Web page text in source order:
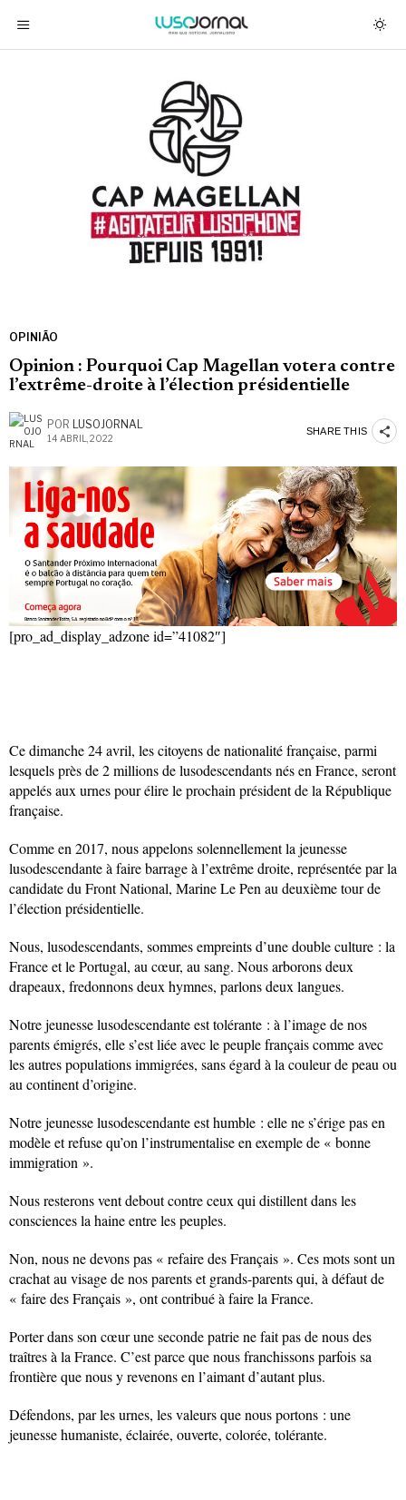
OPINIÃO
Opinion : Pourquoi Cap Magellan votera contre
l’extrême-droite à l’élection présidentielle
POR LUSOJORNAL
14 ABRIL, 2022
SHARE THIS
[pro_ad_display_adzone id=”41082″]
Ce dimanche 24 avril, les citoyens de nationalité française, parmi
lesquels près de 2 millions de lusodescendants nés en France, seront
appelés aux urnes pour élire le prochain président de la République
française.
Comme en 2017, nous appelons solennellement la jeunesse
lusodescendante à faire barrage à l’extrême droite, représentée par la
candidate du Front National, Marine Le Pen au deuxième tour de
l’élection présidentielle.
Nous, lusodescendants, sommes empreints d’une double culture : la
France et le Portugal, au cœur, au sang. Nous arborons deux
drapeaux, fredonnons deux hymnes, parlons deux langues.
Notre jeunesse lusodescendante est tolérante : à l’image de nos
parents émigrés, elle s’est liée avec le peuple français comme avec
les autres populations immigrées, sans égard à la couleur de peau ou
au continent d’origine.
Notre jeunesse lusodescendante est humble : elle ne s’érige pas en
modèle et refuse qu’on l’instrumentalise en exemple de « bonne
immigration ».
Nous resterons vent debout contre ceux qui distillent dans les
consciences la haine entre les peuples.
Non, nous ne devons pas « refaire des Français ». Ces mots sont un
crachat au visage de nos parents et grands-parents qui, à défaut de
« faire des Français », ont contribué à faire la France.
Porter dans son cœur une seconde patrie ne fait pas de nous des
traîtres à la France. C’est parce que nous franchissons parfois sa
frontière que nous y revenons en l’aimant d’autant plus.
Défendons, par les urnes, les valeurs que nous portons : une
jeunesse humaniste, éclairée, ouverte, colorée, tolérante.